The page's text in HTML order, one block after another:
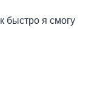
быстро я смогу